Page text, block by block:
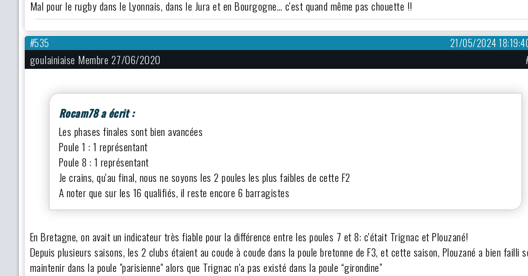
Mal pour le rugby dans le Lyonnais, dans le Jura et en Bourgogne… c'est quand même pas chouette !!
21/05/2024
#535
gouIainiaise Membre 27/06/2020
Rocam78 a écrit :
Les phases finales sont bien avancées
Poule 1 : 1 représentant
Poule 8 : 1 représentant
Je crains, qu'au final, nous ne soyons les 2 poules les plus faibles de cette F2
A noter que sur les 16 qualifiés, il reste encore 6 barragistes
En Bretagne, on avait un indicateur très fiable pour la différence entre les poules 7 et 8: c'était Trignac et Plouzané!
Depuis plusieurs saisons, les 2 clubs étaient au coude à coude dans la poule bretonne de F3, et cette saison, Plouzané a bien failli
maintenir dans la poule "parisienne" alors que Trignac n'a pas existé dans la poule “girondine”